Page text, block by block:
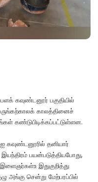
கவுண்டனூர் பகுதியில்
காலத்தினைச்
கண்டுபிடிக்கப்பட்டுள்ளன.
கவுண்டனூரில் தனியார்
பயன்படுத்தியபோது,
இதுகுறித்து
அங்கு சென்று மேற்பரப்பில்